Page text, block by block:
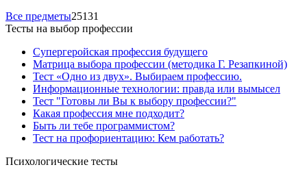
Все предметы25131
Тесты на выбор профессии
Супергеройская профессия будущего
Матрица выбора профессии (методика Г. Резапкиной)
Тест «Одно из двух». Выбираем профессию.
Информационные технологии: правда или вымысел
Тест "Готовы ли Вы к выбору профессии?"
Какая профессия мне подходит?
Быть ли тебе программистом?
Тест на профориентацию: Кем работать?
Психологические тесты